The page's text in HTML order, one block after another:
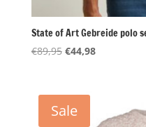
State of Art Gebreide polo
€89,95 Oorspronkelijke
€89,95.
€44,98Huidige
Sale